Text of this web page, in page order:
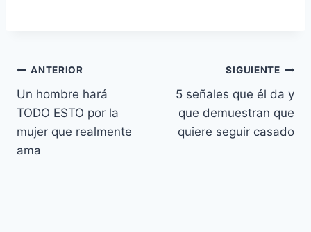
Navegación
de
entradas
ANTERIOR
Un hombre hará
TODO ESTO por la
mujer que realmente
ama
SIGUIENTE
5 señales que él da y
que demuestran que
quiere seguir casado